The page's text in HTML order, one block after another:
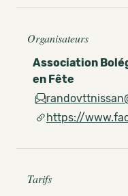
Organisateurs
Association
en Fête
https://
Tarifs